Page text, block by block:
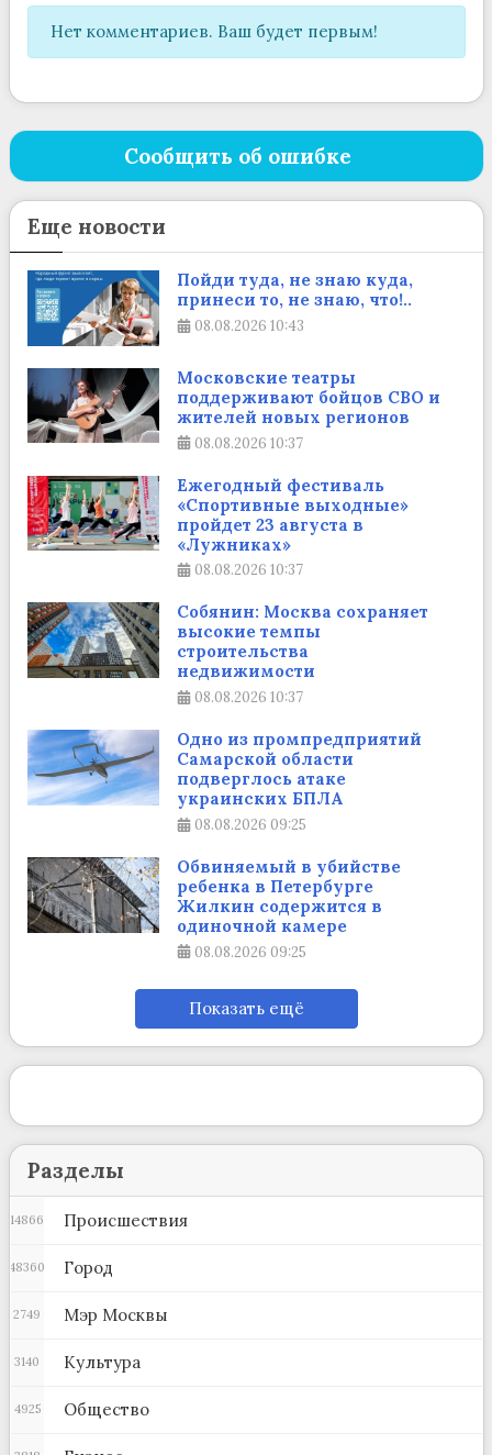
Нет комментариев. Ваш будет первым!
Сообщить об ошибке
Еще новости
Пойди туда, не знаю куда,
принеси то, не знаю, что!..
08.08.2026 10:43
Московские театры
поддерживают бойцов СВО и
жителей новых регионов
08.08.2026 10:37
Ежегодный фестиваль
«Спортивные выходные»
пройдет 23 августа в
«Лужниках»
08.08.2026 10:37
Собянин: Москва сохраняет
высокие темпы
строительства
недвижимости
08.08.2026 10:37
Одно из промпредприятий
Самарской области
подверглось атаке
украинских БПЛА
08.08.2026 09:25
Обвиняемый в убийстве
ребенка в Петербурге
Жилкин содержится в
одиночной камере
08.08.2026 09:25
Показать ещё
Разделы
Происшествия
14866
Город
48360
Мэр Москвы
2749
Культура
3140
Общество
4925